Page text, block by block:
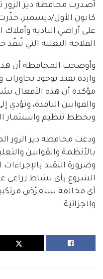
كانون الأول/ديسمبر،
على أراضي البادية
الفلاحة البعلية التي تُنفّذ
وأوضحت المحافظة أن هذا
واردة تفيد بوجود
مؤكدة أن هذه الأفعال
والقوانين النافذة، وتؤدي
وبخطط تنظيم واستثمار
ودعت محافظة دير الزور
بالأنظمة والقوانين
وضرورة التقيد
الشروع بأي نشاط زراعي
أي مخالفة ستعرّض
والجزائية.